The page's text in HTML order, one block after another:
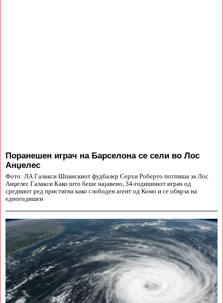
Поранешен играч на Барселона се сели во Лос
Анџелес
Фото: ЛА Галакси Шпанскиот фудбалер Серхи Роберто потпиша за Лос
Анџелес Галакси Како што беше најавено, 34-годишниот играч од
средниот ред пристигна како слободен агент од Комо и се обврза на
едногодишен